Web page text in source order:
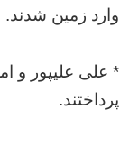
وارد زمین شدند.
* علی علیپور و
پرداختند.